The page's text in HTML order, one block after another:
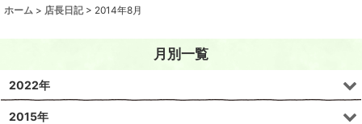
ホーム > 店長日記 > 2014年8月
月別一覧
2022年
2015年